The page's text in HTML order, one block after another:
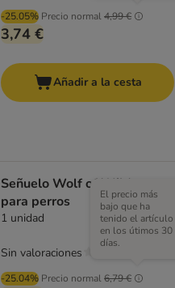
-25.05% Precio normal4,99 €
3,74 €
Añadir a la cesta
Señuelo Wolf of Wilderness
para perros
1 unidad
-25.04% Precio normal6,79 €
El precio más
bajo que ha
tenido el artículo
en los útimos 30
días.
Sin valoraciones